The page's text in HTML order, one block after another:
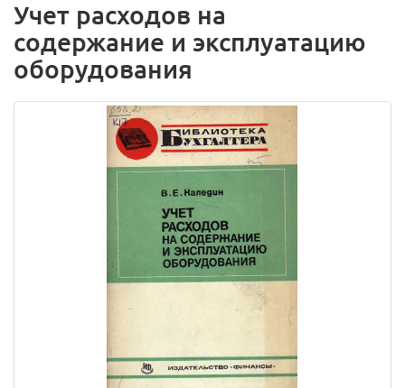
Учет расходов на
содержание и эксплуатацию
оборудования